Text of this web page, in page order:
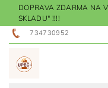
DOPRAVA ZDARMA NA
SKLADU" !!!!
734730952